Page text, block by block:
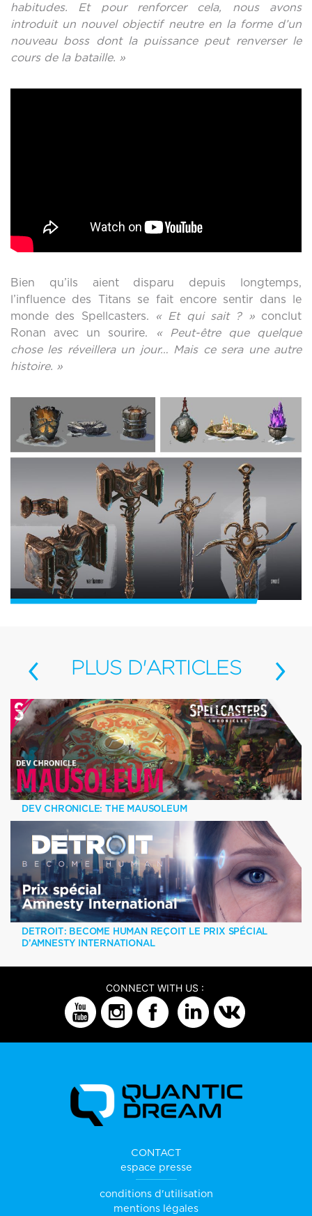
habitudes. Et pour renforcer cela, nous avons
introduit un nouvel objectif neutre en la forme d’un
nouveau boss dont la puissance peut renverser le
cours de la bataille. »
Bien qu’ils aient disparu depuis longtemps,
l’influence des Titans se fait encore sentir dans le
monde des Spellcasters.
« Et qui sait ? »conclut
Ronan avec un sourire.
« Peut-être que quelque
chose les réveillera un jour… Mais ce sera une autre
histoire. »
DEV CHRONICLE: THE MAUSOLEUM
‹ PLUS D'ARTICLES ›
DETROIT: BECOME HUMAN REÇOIT LE PRIX SPÉCIAL
D’AMNESTY INTERNATIONAL
CONNECT WITH US :
CONTACT
espace presse
conditions d'utilisation
mentions légales